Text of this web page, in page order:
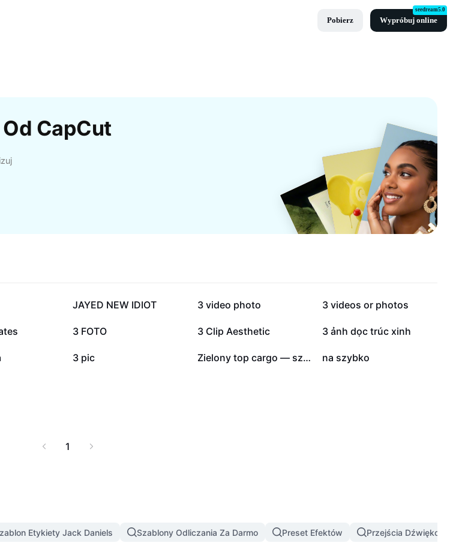
Pobierz Wypróbuj online
seedream5.0
CapCut
67,3 tys.
JAYED NEW IDIOT 59,6 tys.
3 video photo 47,1 tys.
3 videos or photos
4,5 tys.
3 FOTO 3,2 tys.
3 Clip Aesthetic 3,2 tys.
3 ảnh dọc trúc xinh
65
3 pic 20 Zielony top cargo — szybki look 1
na szybko
1
Etykiety Jack Daniels Szablony Odliczania Za Darmo Preset Efektów Przejścia Dźwiękowe